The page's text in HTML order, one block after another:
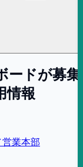
ードが募
情報
業本部